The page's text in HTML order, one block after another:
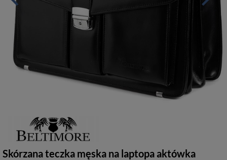
Skórzana teczka męska na laptopa aktówka